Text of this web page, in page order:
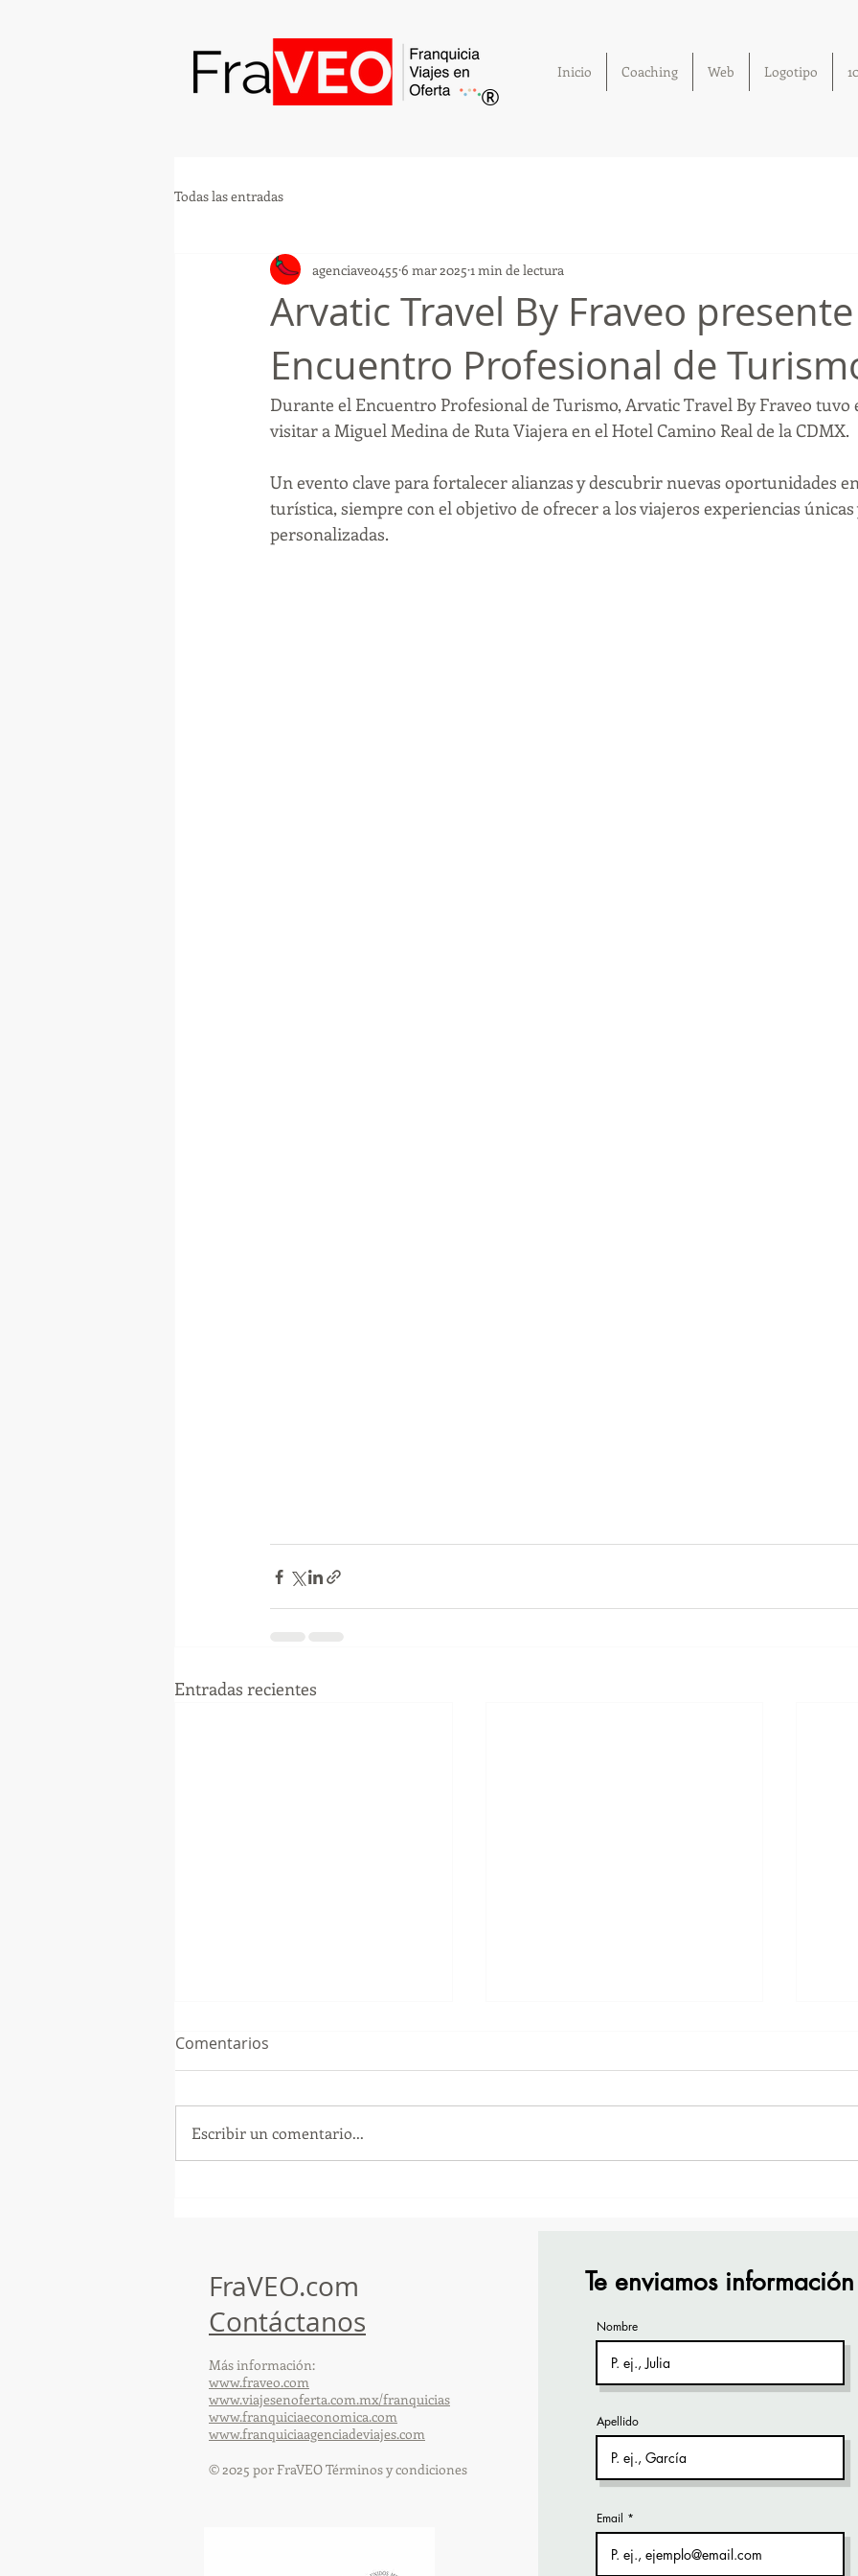
®
Inicio Coaching Web Logotipo
Todas las entradas
Arvatic Travel By Fraveo
Encuentro Profesional de
agenciaveo455 6 mar 2025 1 min de lectura
Durante el Encuentro Profesional de Turismo, Arvatic Travel By Fraveo tuvo
visitar a Miguel Medina de Ruta Viajera en el Hotel Camino Real de la CDMX.
Un evento clave para fortalecer alianzas y descubrir nuevas oportunidades
turística, siempre con el objetivo de ofrecer a los viajeros experiencias únicas
personalizadas.
Entradas recientes
Comentarios
Escribir un comentario...
FraVEO.com
Contáctanos
Más información:
www.fraveo.com
www.viajesenoferta.com.mx/franquicias
www.franquiciaeconomica.com
www.franquiciaagenciadeviajes.com
© 2025 por FraVEO Términos y condiciones
Te enviamos información
Nombre
Apellido
Email